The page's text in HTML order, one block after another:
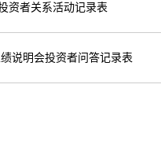
资者关系活动记录表
说明会投资者问答记录表